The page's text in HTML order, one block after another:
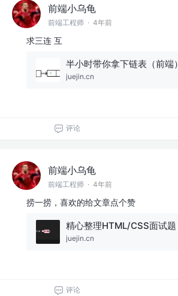
前端小乌龟
前端工程师 · 4年前
求三连 互
半小时带你拿下链表（前端）
juejin.cn
评论
前端小乌龟
前端工程师 · 4年前
捞一捞，喜欢的给文章点个赞
juejin.cn
评论